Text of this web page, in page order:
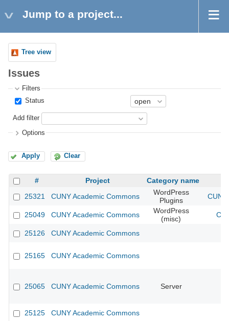
Jump to a project...
Tree view
Issues
Filters
Status
Add filter
Options
Apply Clear
# Project
Category name
25321
CUNY Academic Commons
WordPress
Plugins
25049 CUNY Academic Commons
WordPress
(misc)
25126 CUNY Academic Commons
25165 CUNY Academic Commons
25065 CUNY Academic Commons Server
25125 CUNY Academic Commons